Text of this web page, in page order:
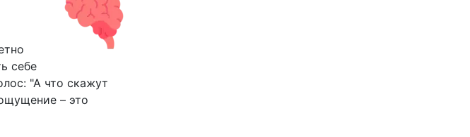
себе
"А что скажут
– это